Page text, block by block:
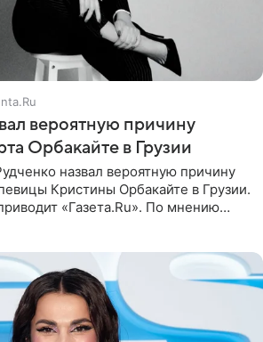
вероятную причину
Орбакайте в Грузии
назвал вероятную причину
Кристины Орбакайте в Грузии.
«Газета.Ru». По мнению